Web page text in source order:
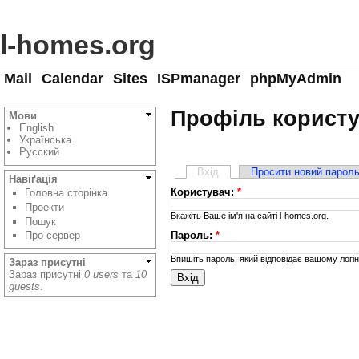
l-homes.org
Mail Calendar Sites ISPmanager phpMyAdmin
Мови
English
Українська
Русский
Навіґація
Головна сторінка
Проекти
Пошук
Про сервер
Зараз присутні
Зараз присутні 0 users та 10
guests
Профіль
Вхід
Просити новий пароль
Користувач:*
Вкажіть Ваше ім'я на сайті l-homes.org.
Пароль:*
Впишіть пароль, який відповідає вашому